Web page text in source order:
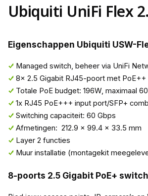
Ubiquiti UniFi Flex
Eigenschappen Ubiquiti USW-
Managed switch, beheer via UniFi
8x 2.5 Gigabit RJ45-poort met PoE++
Totale PoE budget: 196W, maximaal
1x RJ45 PoE+++ input port/SFP+
Switching capaciteit: 60 Gbps
Afmetingen: 212.9 x 99.4 x 33.5 mm
Layer 2 functies
Muur installatie (montagekit
8-poorts 2.5 Gigabit PoE+ switch